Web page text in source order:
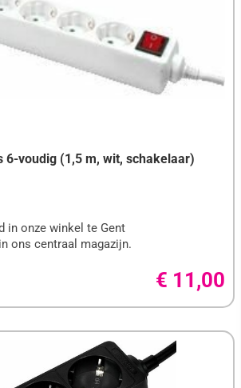
6-voudig (1,5 m, wit, schakelaar)
in onze winkel te Gent
ons centraal magazijn.
€ 11,00